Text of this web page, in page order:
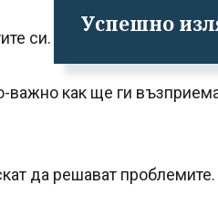
Успешно
си.
важно как ще ги
да решават проблемите.